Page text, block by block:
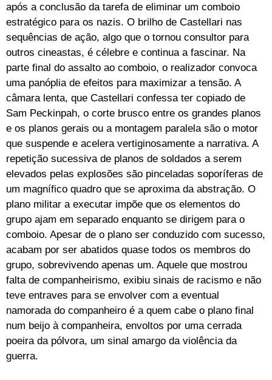
após a conclusão da tarefa de eliminar um comboio
estratégico para os nazis. O brilho de Castellari nas
sequências de ação, algo que o tornou consultor para
outros cineastas, é célebre e continua a fascinar. Na
parte final do assalto ao comboio, o realizador convoca
uma panóplia de efeitos para maximizar a tensão. A
câmara lenta, que Castellari confessa ter copiado de
Sam Peckinpah, o corte brusco entre os grandes planos
e os planos gerais ou a montagem paralela são o motor
que suspende e acelera vertiginosamente a narrativa. A
repetição sucessiva de planos de soldados a serem
elevados pelas explosões são pinceladas soporíferas de
um magnífico quadro que se aproxima da abstração. O
plano militar a executar impõe que os elementos do
grupo ajam em separado enquanto se dirigem para o
comboio. Apesar de o plano ser conduzido com sucesso,
acabam por ser abatidos quase todos os membros do
grupo, sobrevivendo apenas um. Aquele que mostrou
falta de companheirismo, exibiu sinais de racismo e não
teve entraves para se envolver com a eventual
namorada do companheiro é a quem cabe o plano final
num beijo à companheira, envoltos por uma cerrada
poeira da pólvora, um sinal amargo da violência da
guerra.